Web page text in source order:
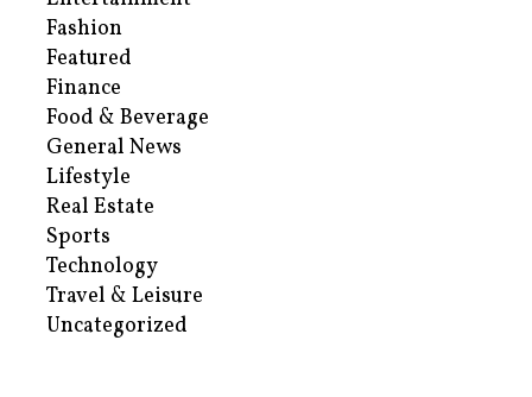
Fashion
Featured
Finance
Food & Beverage
General News
Lifestyle
Real Estate
Sports
Technology
Travel & Leisure
Uncategorized